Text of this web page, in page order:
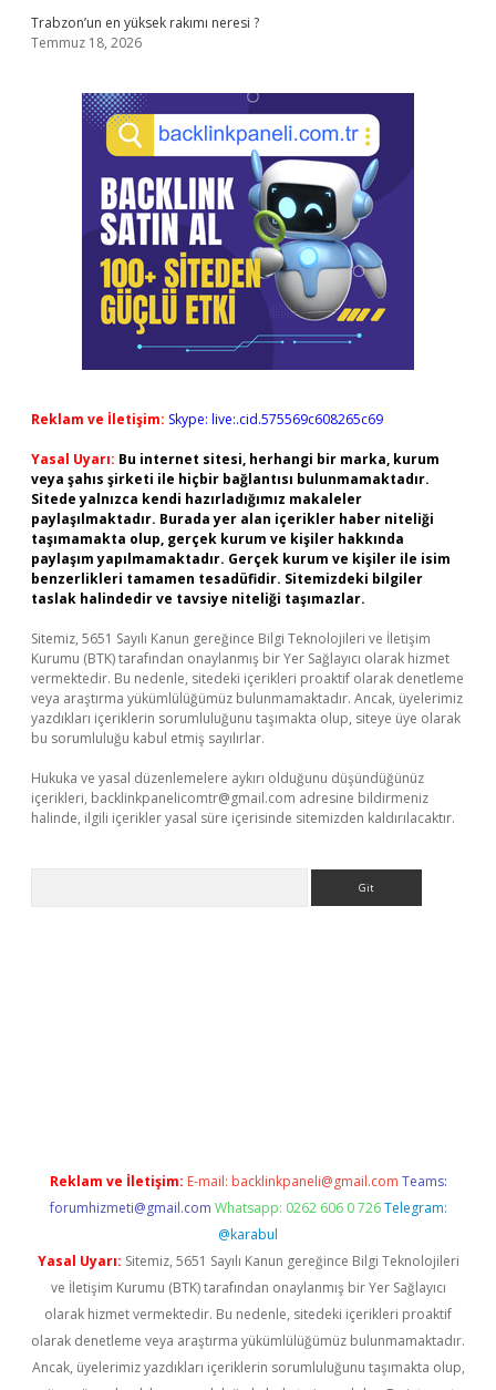
Trabzon’un en yüksek rakımı neresi ?
Temmuz 18, 2026
Reklam ve İletişim: Skype: live:.cid.575569c608265c69
Yasal Uyarı: Bu internet sitesi, herhangi bir marka, kurum
veya şahıs şirketi ile hiçbir bağlantısı bulunmamaktadır.
Sitede yalnızca kendi hazırladığımız makaleler
paylaşılmaktadır. Burada yer alan içerikler haber niteliği
taşımamakta olup, gerçek kurum ve kişiler hakkında
paylaşım yapılmamaktadır. Gerçek kurum ve kişiler ile isim
benzerlikleri tamamen tesadüfidir. Sitemizdeki bilgiler
taslak halindedir ve tavsiye niteliği taşımazlar.
Sitemiz, 5651 Sayılı Kanun gereğince Bilgi Teknolojileri ve İletişim
Kurumu (BTK) tarafından onaylanmış bir Yer Sağlayıcı olarak hizmet
vermektedir. Bu nedenle, sitedeki içerikleri proaktif olarak denetleme
veya araştırma yükümlülüğümüz bulunmamaktadır. Ancak, üyelerimiz
yazdıkları içeriklerin sorumluluğunu taşımakta olup, siteye üye olarak
bu sorumluluğu kabul etmiş sayılırlar.
Hukuka ve yasal düzenlemelere aykırı olduğunu düşündüğünüz
içerikleri, backlinkpanelicomtr@gmail.com adresine bildirmeniz
halinde, ilgili içerikler yasal süre içerisinde sitemizden kaldırılacaktır.
Reklam ve İletişim: E-mail: backlinkpaneli@gmail.com Teams:
forumhizmeti@gmail.com Whatsapp: 0262 606 0 726 Telegram:
@karabul
Yasal Uyarı: Sitemiz, 5651 Sayılı Kanun gereğince Bilgi Teknolojileri
ve İletişim Kurumu (BTK) tarafından onaylanmış bir Yer Sağlayıcı
olarak hizmet vermektedir. Bu nedenle, sitedeki içerikleri proaktif
olarak denetleme veya araştırma yükümlülüğümüz bulunmamaktadır.
Ancak, üyelerimiz yazdıkları içeriklerin sorumluluğunu taşımakta olup,